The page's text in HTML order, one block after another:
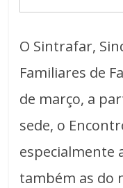
O Sintrafar,
Familiares de
de março, a
sede, o
especialmente
também as do